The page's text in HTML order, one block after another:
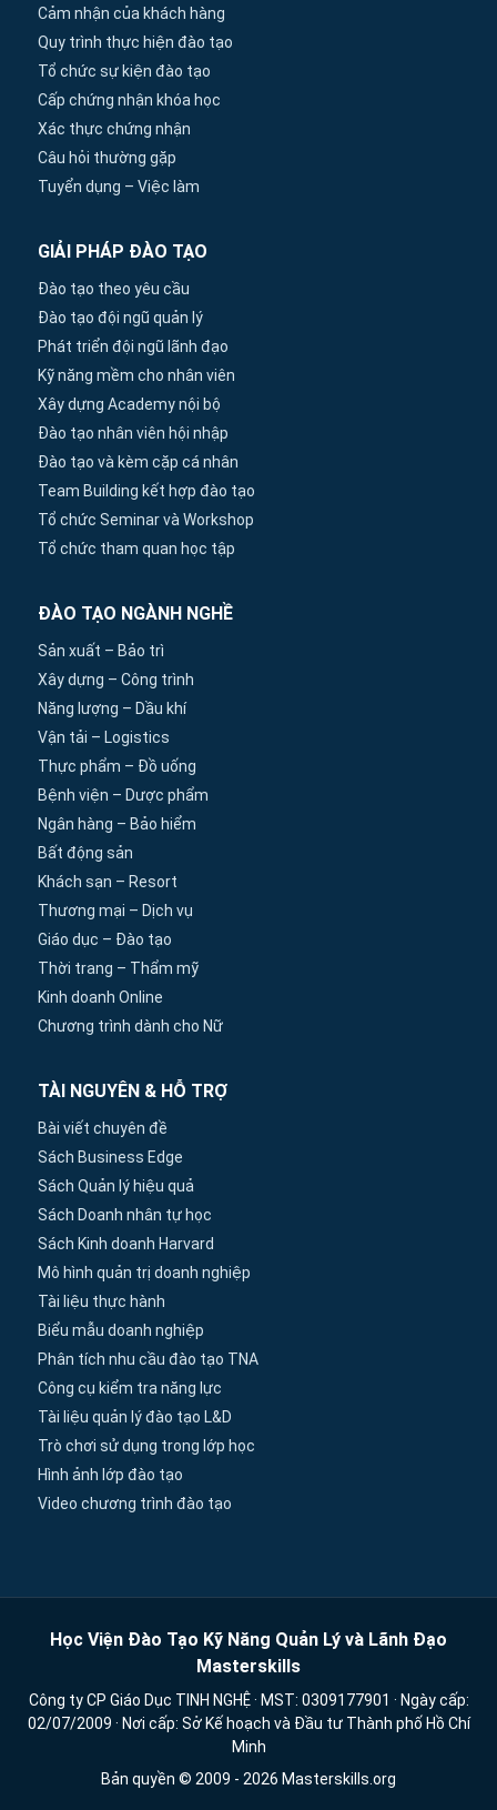
Cảm nhận của khách hàng
Quy trình thực hiện đào tạo
Tổ chức sự kiện đào tạo
Cấp chứng nhận khóa học
Xác thực chứng nhận
Câu hỏi thường gặp
Tuyển dụng – Việc làm
GIẢI PHÁP ĐÀO TẠO
Đào tạo theo yêu cầu
Đào tạo đội ngũ quản lý
Phát triển đội ngũ lãnh đạo
Kỹ năng mềm cho nhân viên
Xây dựng Academy nội bộ
Đào tạo nhân viên hội nhập
Đào tạo và kèm cặp cá nhân
Team Building kết hợp đào tạo
Tổ chức Seminar và Workshop
Tổ chức tham quan học tập
ĐÀO TẠO NGÀNH NGHỀ
Sản xuất – Bảo trì
Xây dựng – Công trình
Năng lượng – Dầu khí
Vận tải – Logistics
Thực phẩm – Đồ uống
Bệnh viện – Dược phẩm
Ngân hàng – Bảo hiểm
Bất động sản
Khách sạn – Resort
Thương mại – Dịch vụ
Giáo dục – Đào tạo
Thời trang – Thẩm mỹ
Kinh doanh Online
Chương trình dành cho Nữ
TÀI NGUYÊN & HỖ TRỢ
Bài viết chuyên đề
Sách Business Edge
Sách Quản lý hiệu quả
Sách Doanh nhân tự học
Sách Kinh doanh Harvard
Mô hình quản trị doanh nghiệp
Tài liệu thực hành
Biểu mẫu doanh nghiệp
Phân tích nhu cầu đào tạo TNA
Công cụ kiểm tra năng lực
Tài liệu quản lý đào tạo L&D
Trò chơi sử dụng trong lớp học
Hình ảnh lớp đào tạo
Video chương trình đào tạo
Học Viện Đào Tạo Kỹ Năng Quản Lý và Lãnh Đạo
Masterskills
Công ty CP Giáo Dục TINH NGHỆ · MST: 0309177901 · Ngày cấp:
02/07/2009 · Nơi cấp: Sở Kế hoạch và Đầu tư Thành phố Hồ Chí
Minh
Bản quyền © 2009 - 2026 Masterskills.org